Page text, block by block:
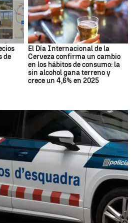
de
El Día Internacional de la
Cerveza confirma un cambio
en los hábitos de consumo: la
sin alcohol gana terreno y
crece un 4,6% en 2025